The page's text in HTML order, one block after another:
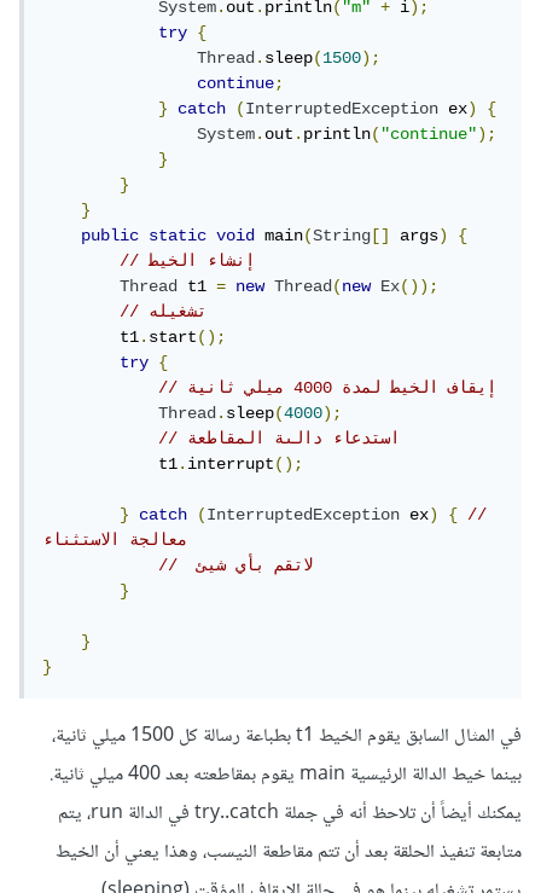
System.out.println("m" + i);
try
{
Thread.sleep(1500);
continue;
}
catch (InterruptedException ex)
{
System.out.println("continue");
}
}
}
public
static void main(String [] args)
{
// إنشاء الخيط
Thread t1 = new Thread(new Ex());
// تشغيله
        t1
.start();
try
{
// إيقاف الخيط لمدة 4000 ميلي ثانية
Thread.sleep(4000);
// استدعاء دالىة المقاطعة
            t1
.interrupt();
} catch (InterruptedException ex) {
//
//  لاتقم بأي شيئ
}
}
}
في المثال السابق يقوم الخيط t1 بطباعة رسالة كل 1500 ميلي ثانية،
بينما خيط الدالة الرئيسية main يقوم بمقاطعته بعد 400 ميلي ثانية.
يمكنك أيضاً أن تلاحظ أنه في جملة try..catch في الدالة run، يتم
متابعة تنفيذ الحلقة بعد أن تتم مقاطعة النيسب، وهذا يعني أن الخيط